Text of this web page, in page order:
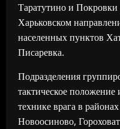
Таратутино и
Харьковском
населенных пунктов
Писаревка.
Подразделения
тактическое
технике врага в
Новоосиново,